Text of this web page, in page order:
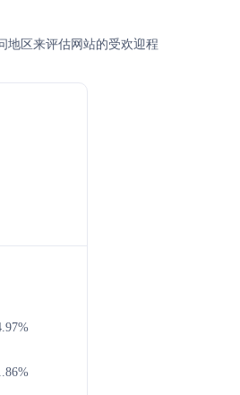
地区来评估网站的受欢迎程